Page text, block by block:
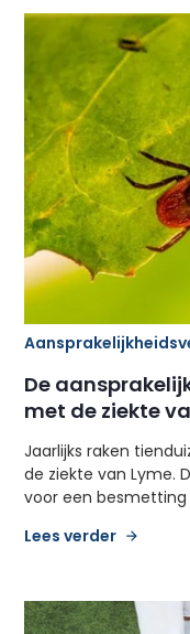
De
met de ziekte
Jaarlijks raken
de ziekte van Lyme.
voor een besmetting
Lees verder